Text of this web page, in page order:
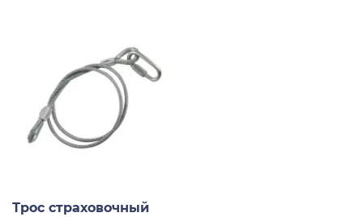
Трос страховочный